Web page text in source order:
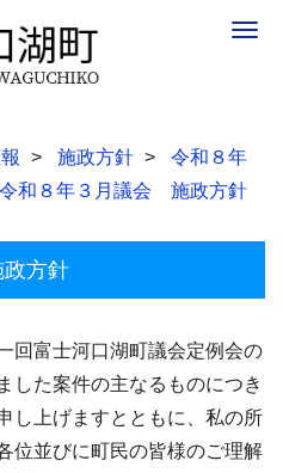
施政方針
令和８年
令和８年３月議会 施政方針
方針
回富士河口湖町議会定例会の
した案件の主なるものにつき
し上げますとともに、私の所
位並びに町民の皆様のご理解